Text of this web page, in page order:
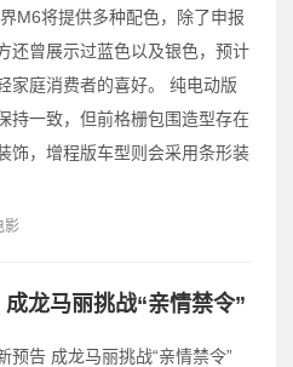
M6将提供多种配色，除了申报
还曾展示过蓝色以及银色，预计
家庭消费者的喜好。 纯电动版
持一致，但前格栅包围造型存在
，增程版车型则会采用条形装
影
成龙马丽挑战“亲情禁令”
预告 成龙马丽挑战“亲情禁令”